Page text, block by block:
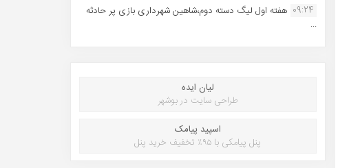
09:24 هفته اول لیگ دسته دوم،شاهین شهرداری بازی پر حادثه
...
لیان ایده
طراحی سایت در بوشهر
اسپید پیامک
پنل پیامکی با ۹۵٪ تخفیف خرید پنل